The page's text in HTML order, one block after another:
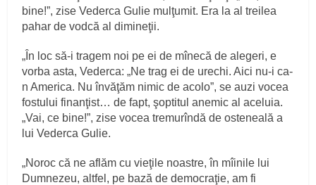
bine!”, zise Vederca Gulie mulţumit. Era la al treilea
pahar de vodcă al dimineţii.
„În loc să-i tragem noi pe ei de mînecă de alegeri, e
vorba asta, Vederca: „Ne trag ei de urechi. Aici nu-i ca-
n America. Nu învăţăm nimic de acolo”, se auzi vocea
fostului finanţist… de fapt, şoptitul anemic al aceluia.
„Vai, ce bine!”, zise vocea tremurîndă de osteneală a
lui Vederca Gulie.
„Noroc că ne aflăm cu vieţile noastre, în mîinile lui
Dumnezeu, altfel, pe bază de democraţie, am fi